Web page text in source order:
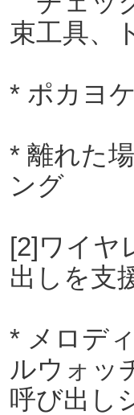
束工具、
* ポカヨ
* 離れた
ング
[2]ワイヤ
出しを支
* メロデ
ルウォッ
呼び出し